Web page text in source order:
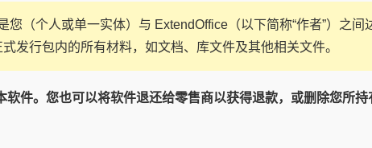
您（个人或单一实体）与 ExtendOffice（以下简称“作者”）之
发行包内的所有材料，如文档、库文件及其他相关文件。
件。您也可以将软件退还给零售商以获得退款，或删除您所持